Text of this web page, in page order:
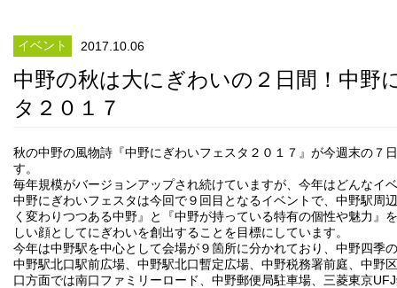
イベント 2017.10.06
中野の秋は大にぎわいの２日間！中野
タ２０１７
秋の中野の風物詩『中野にぎわいフェスタ２０１７』が今週末の７
す。
毎年規模がバージョンアップされ続けていますが、今年はどんなイ
中野にぎわいフェスタは今回で９回目となるイベントで、中野駅周
く変わりつつある中野』と『中野が持っている特有の個性や魅力』
しい顔としてにぎわいを創出することを目標にしています。
今年は中野駅を中心として会場が９箇所に分かれており、中野四季
中野駅北口駅前広場、中野駅北口暫定広場、中野税務署前庭、中野
口方面では南口ファミリーロード、中野郵便局駐車場、三菱東京